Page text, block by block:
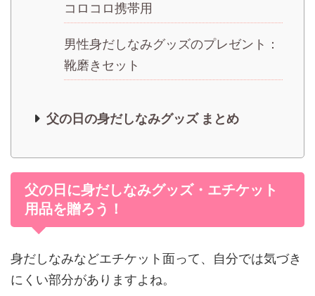
コロコロ携帯用
男性身だしなみグッズのプレゼント：
靴磨きセット
父の日の身だしなみグッズ まとめ
父の日に身だしなみグッズ・エチケット
用品を贈ろう！
身だしなみなどエチケット面って、自分では気づき
にくい部分がありますよね。